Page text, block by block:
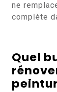
ne
complète
Quel